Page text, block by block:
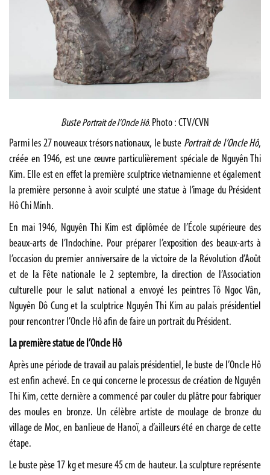
BustePortrait de l’Oncle Hô. Photo : CTV/CVN
Parmi les 27 nouveaux trésors nationaux, le buste Portrait de l’Oncle Hô,
créée en 1946, est une œuvre particulièrement spéciale de Nguyên Thi
Kim. Elle est en effet la première sculptrice vietnamienne et également
la première personne à avoir sculpté une statue à l’image du Président
Hô Chi Minh.
En mai 1946, Nguyên Thi Kim est diplômée de l’École supérieure des
beaux-arts de l’Indochine. Pour préparer l’exposition des beaux-arts à
l’occasion du premier anniversaire de la victoire de la Révolution d’Août
et de la Fête nationale le 2 septembre, la direction de l’Association
culturelle pour le salut national a envoyé les peintres Tô Ngoc Vân,
Nguyên Dô Cung et la sculptrice Nguyên Thi Kim au palais présidentiel
pour rencontrer l’Oncle Hô afin de faire un portrait du Président.
La première statue de l’Oncle Hô
Après une période de travail au palais présidentiel, le buste de l’Oncle Hô
est enfin achevé. En ce qui concerne le processus de création de Nguyên
Thi Kim, cette dernière a commencé par couler du plâtre pour fabriquer
des moules en bronze. Un célèbre artiste de moulage de bronze du
village de Moc, en banlieue de Hanoï, a d’ailleurs été en charge de cette
étape.
Le buste pèse 17 kg et mesure 45 cm de hauteur. La sculpture représente